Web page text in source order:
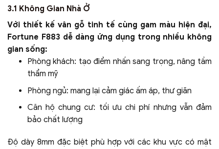
3.1 Không Gian Nhà Ở
Với thiết kế vân gỗ tinh tế cùng gam màu hiện đại,
Fortune F883 dễ dàng ứng dụng trong nhiều không
gian sống:
Phòng khách: tạo điểm nhấn sang trọng, nâng tầm
thẩm mỹ
Phòng ngủ: mang lại cảm giác ấm áp, thư giãn
Căn hộ chung cư: tối ưu chi phí nhưng vẫn đảm
bảo chất lượng
Độ dày 8mm đặc biệt phù hợp với các khu vực có mật